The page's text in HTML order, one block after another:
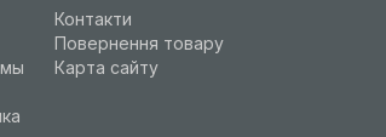
Контакти
Повернення товару
Карта сайту